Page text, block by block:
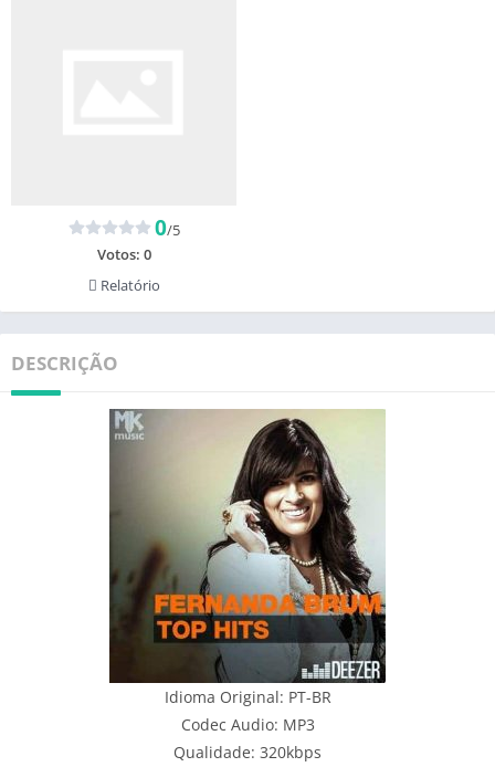
0/5
Votos: 0
Relatório
DESCRIÇÃO
Idioma Original: PT-BR
Codec Audio: MP3
Qualidade: 320kbps